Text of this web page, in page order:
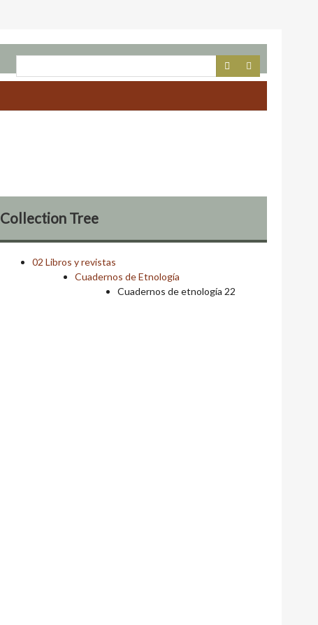
Collection Tree
02 Libros y revistas
Cuadernos de Etnología
Cuadernos de etnología 22